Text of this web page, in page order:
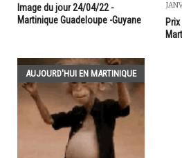
Image du jour 24/04/22 -
Martinique Guadeloupe -Guyane
AUJOURD'HUI EN MARTINIQUE